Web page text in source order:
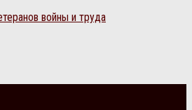
войны и труда